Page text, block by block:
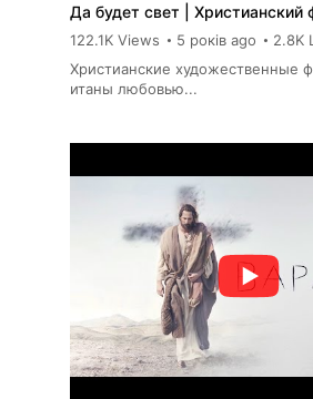
Да будет свет | Христианский
122.1K Views 5 років ago
2.8K
Христианские художественные
итаны любовью...